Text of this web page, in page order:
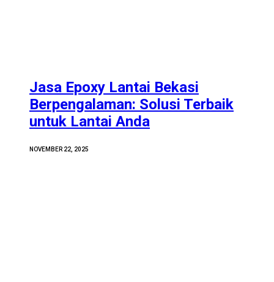
Jasa Epoxy Lantai Bekasi
Berpengalaman: Solusi Terbaik
untuk Lantai Anda
NOVEMBER 22, 2025